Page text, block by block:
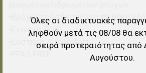
•Βρόχοι πρόσδεσης για τη θήκη
•Ετικέτα SOS
•Σύστημα Aircomfort
Όλες οι διαδικτυακές
ληφθούν μετά τις 08/08 θα
σειρά προτεραιότητας από
Αυγούστου.